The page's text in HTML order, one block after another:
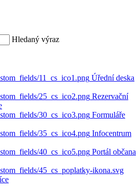
Hledaný výraz
Úřední deska
Rezervační
Formuláře
Infocentrum
Portál občana